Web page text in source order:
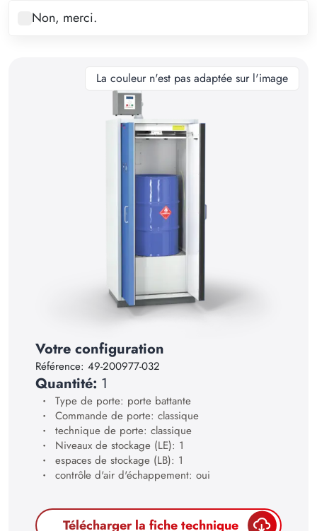
9
22
23
24
29
Non, merci.
La couleur n'est pas adaptée sur l'image
Votre configuration
Référence: 49-200977-032
Quantité: 1
Type de porte: porte battante
Commande de porte: classique
technique de porte: classique
Niveaux de stockage (LE): 1
espaces de stockage (LB): 1
contrôle d'air d'échappement: oui
Télécharger la fiche technique